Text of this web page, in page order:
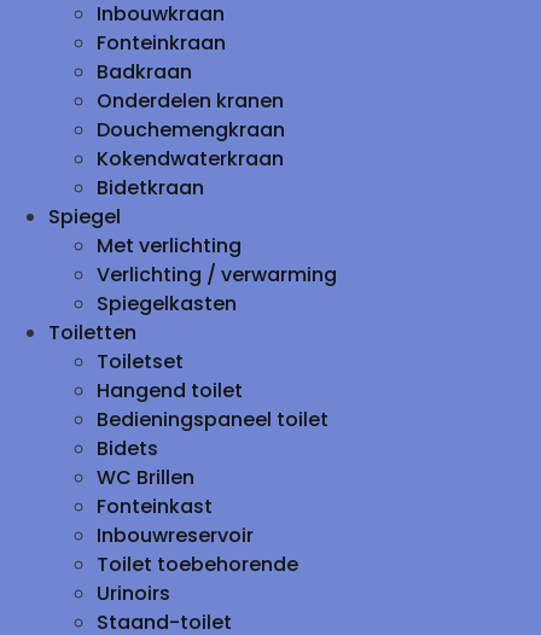
Inbouwkraan
Fonteinkraan
Badkraan
Onderdelen kranen
Douchemengkraan
Kokendwaterkraan
Bidetkraan
Spiegel
Met verlichting
Verlichting / verwarming
Spiegelkasten
Toiletten
Toiletset
Hangend toilet
Bedieningspaneel toilet
Bidets
WC Brillen
Fonteinkast
Inbouwreservoir
Toilet toebehorende
Urinoirs
Staand-toilet